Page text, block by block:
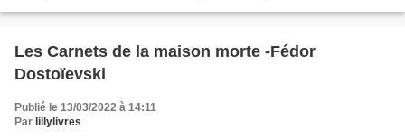
Les Carnets de la maison morte -Fédor
Dostoïevski
Publié le 13/03/2022 à 14:11
Par lillylivres